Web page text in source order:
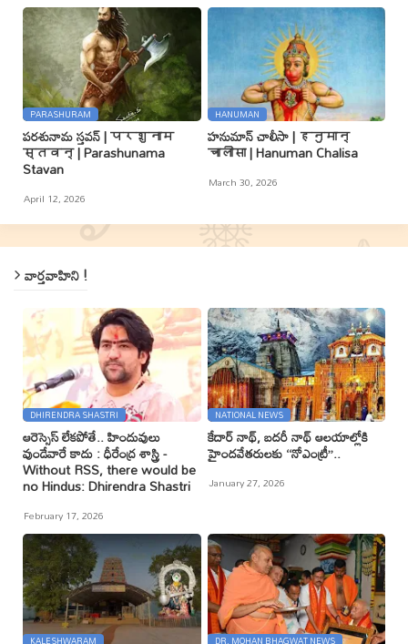
PARASHURAM
పరశునామ స్తవన్ | परशुनाम
स्तवन् | Parashunama
Stavan
April 12, 2026
HANUMAN
హనుమాన్ చాలీసా | हनुमान्
चालीसा | Hanuman Chalisa
March 30, 2026
వార్తవాహిని !
DHIRENDRA SHASTRI
ఆరెస్సెస్ లేకపోతే.. హిందువులు
వుండేవారే కాదు : ధీరేంద్ర శాస్త్రి -
Without RSS, there would be
no Hindus: Dhirendra Shastri
February 17, 2026
NATIONAL NEWS
కేదార్ నాథ్, బదరీ నాథ్ ఆలయాల్లోకి
హైందవేతరులకు ‘‘నోఎంట్రీ’’..
January 27, 2026
KALESHWARAM DR. MOHAN BHAGWAT NEWS